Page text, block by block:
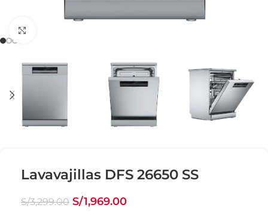
Lavavajillas DFS 26650 SS
S/3,299.00 S/1,969.00